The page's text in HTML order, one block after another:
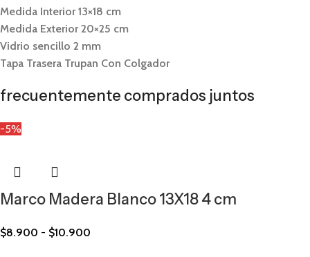
Medida Interior 13×18 cm
Medida Exterior 20×25 cm
Vidrio sencillo 2 mm
Tapa Trasera Trupan Con Colgador
frecuentemente comprados juntos
-5%
Marco Madera Blanco 13X18 4 cm
$8.900 - $10.900